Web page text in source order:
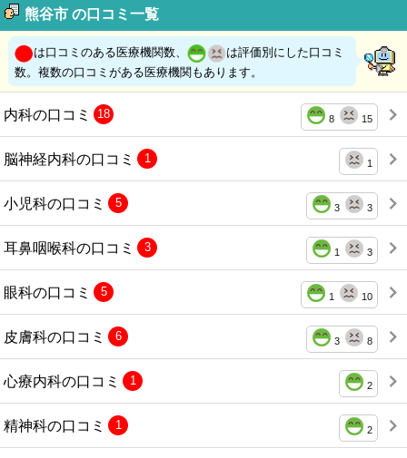
熊谷市 の口コミ一覧
は口コミのある医療機関数、
は評価別にした口コミ
数。複数の口コミがある医療機関もあります。
内科の口コミ 8 15
18
脳神経内科の口コミ 1
1
小児科の口コミ 3 3
5
耳鼻咽喉科の口コミ 1 3
3
眼科の口コミ 1 10
5
皮膚科の口コミ 3 8
6
心療内科の口コミ 2
1
精神科の口コミ 2
1